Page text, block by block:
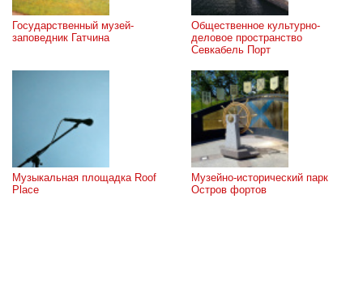
Государственный музей-
заповедник Гатчина
Общественное культурно-
деловое пространство
Севкабель Порт
Музыкальная площадка Roof
Place
Музейно-исторический парк
Остров фортов